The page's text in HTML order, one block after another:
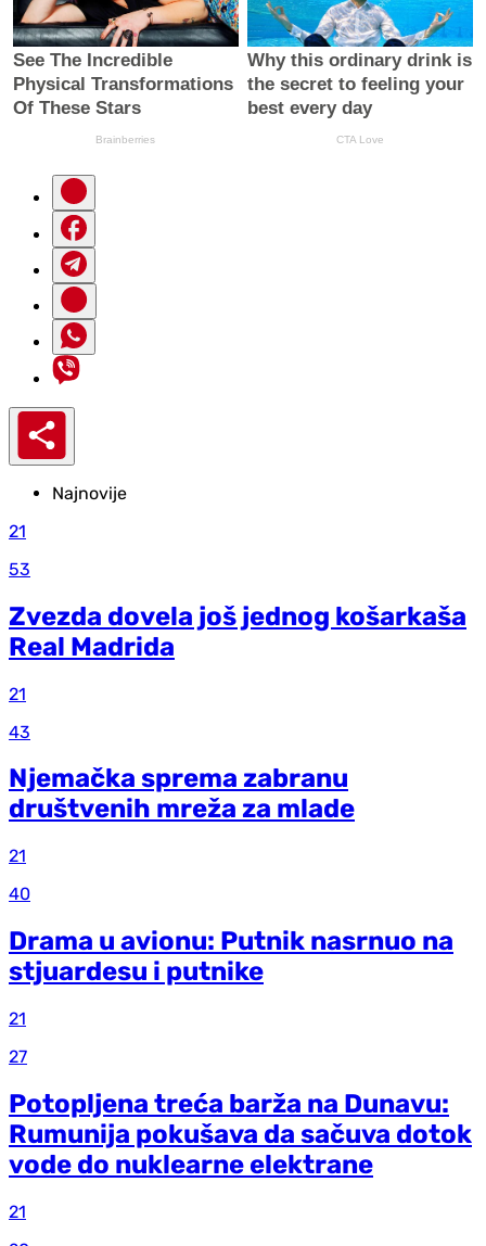
Najnovije
21
53
Zvezda dovela još jednog košarkaša
Real Madrida
21
43
Njemačka sprema zabranu
društvenih mreža za mlade
21
40
Drama u avionu: Putnik nasrnuo na
stjuardesu i putnike
21
27
Potopljena treća barža na Dunavu:
Rumunija pokušava da sačuva dotok
vode do nuklearne elektrane
21